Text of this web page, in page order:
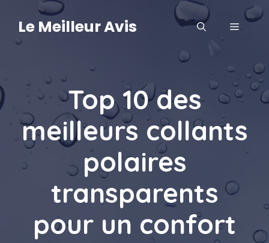
contenu
Le Meilleur Avis MENU
Top 10 des
meilleurs collants
polaires
transparents
pour un confort